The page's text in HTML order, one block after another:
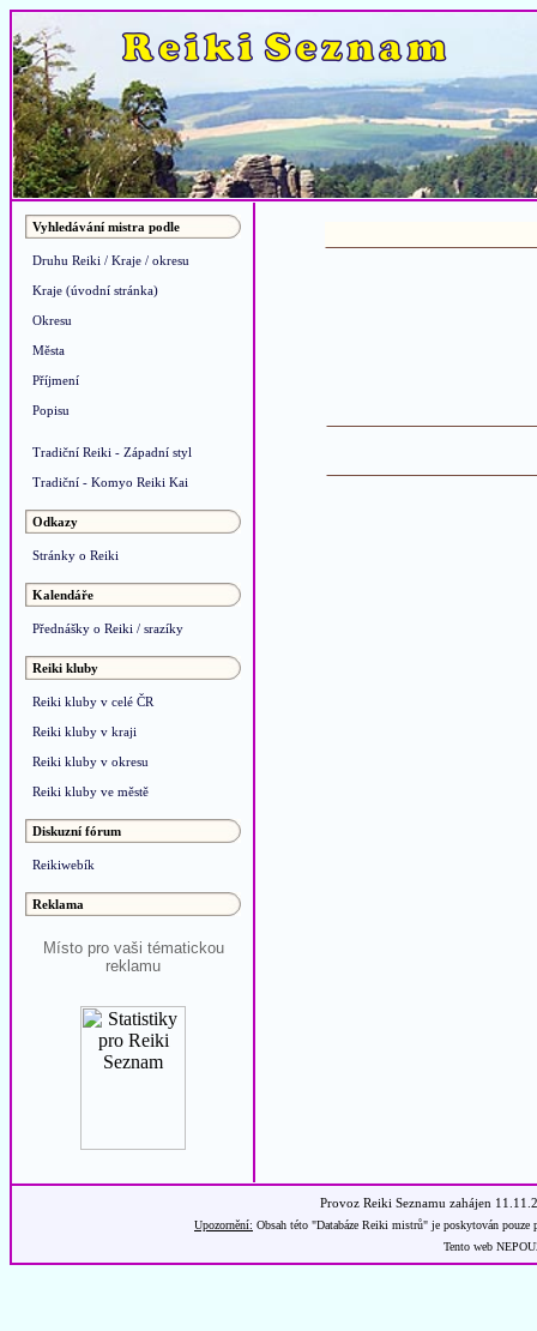
Vyhledávání mistra podle
Druhu Reiki / Kraje / okresu
Kraje (úvodní stránka)
Okresu
Města
Příjmení
Popisu
Tradiční Reiki - Západní styl
Tradiční - Komyo Reiki Kai
Odkazy
Stránky o Reiki
Kalendáře
Přednášky o Reiki / srazíky
Reiki kluby
Reiki kluby v celé ČR
Reiki kluby v kraji
Reiki kluby v okresu
Reiki kluby ve městě
Diskuzní fórum
Reikiwebík
Reklama
Místo pro vaši tématickou
reklamu
Provoz Reiki Seznamu zahájen
Upozornění: Obsah této "Databáze Reiki mistrů" je poskytován
Tento web